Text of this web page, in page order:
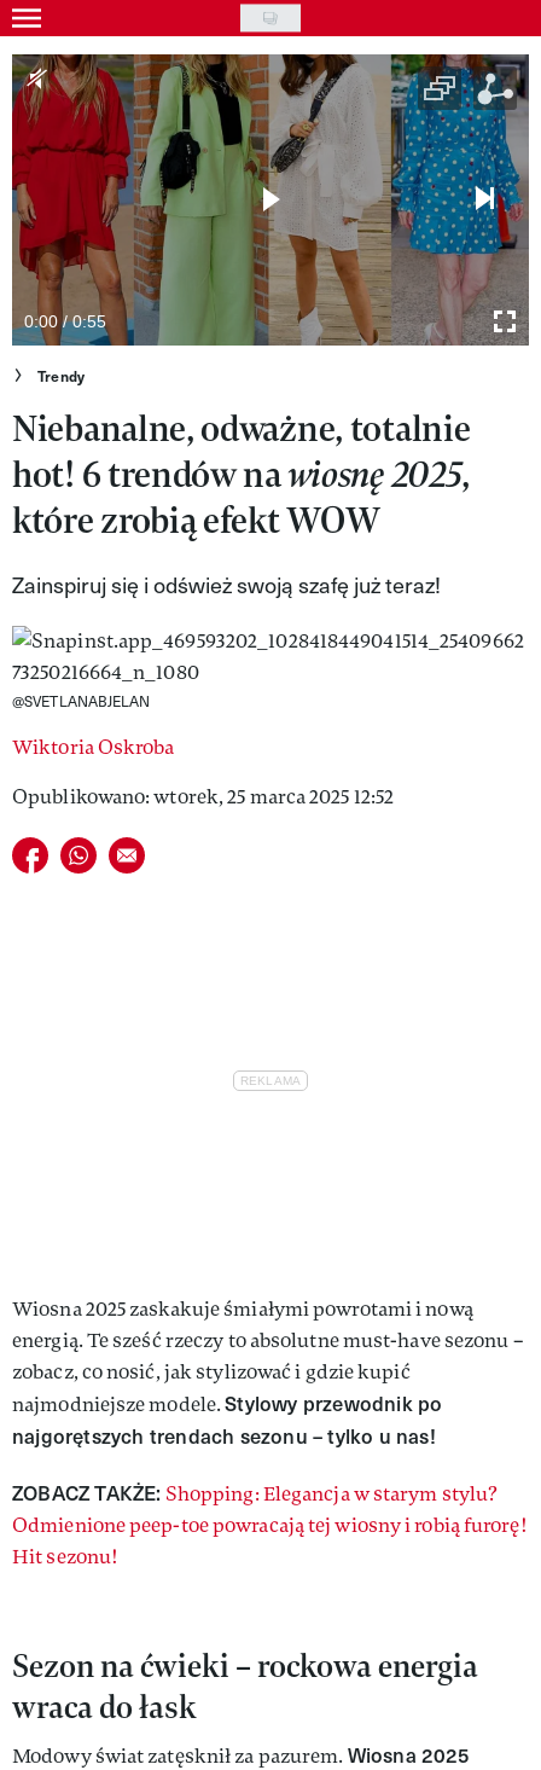
Skip
to
main
content
Gwiazdy
Ludzie
Moda
Uroda
Styl życia
Kultura
Wideo
Nasze akcje
VIVA!ART
VIVA!MODA
VIVA!PEOPLE POWER
0:00 / 0:55
Trendy
Niebanalne, odważne, totalnie
hot! 6 trendów nawiosnę 2025,
które zrobią efekt WOW
Zainspiruj się i odśwież swoją szafę już teraz!
@SVETLANABJELAN
Wiktoria Oskroba
Opublikowano: wtorek, 25 marca 2025 12:52
Udostępnij na facebook
Udostępnij na whatsapp
E-mail do przyjaciela
Wiosna 2025 zaskakuje śmiałymi powrotami i nową
energią. Te sześć rzeczy to absolutne must-have sezonu –
zobacz, co nosić, jak stylizować i gdzie kupić
najmodniejsze modele.Stylowy przewodnik po
najgorętszych trendach sezonu – tylko u nas!
ZOBACZ TAKŻE: Shopping: Elegancja w starym stylu?
Odmienione peep-toe powracają tej wiosny i robią furorę!
Hit sezonu!
Sezon na ćwieki – rockowa energia
wraca do łask
Modowy świat zatęsknił za pazurem. Wiosna 2025